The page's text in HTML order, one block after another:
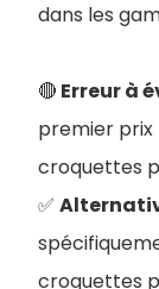
dans les
🔴 Erreur à
premier prix
croquettes
✅
croquettes